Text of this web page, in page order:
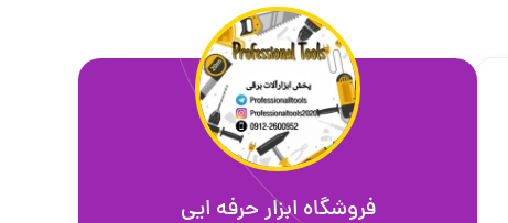
فروشگاه ابزار حرفه ایی